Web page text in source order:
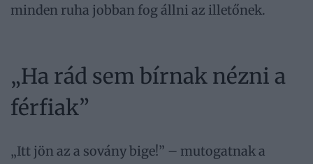
minden ruha jobban fog állni az illetőnek.
„Ha rád sem bírnak nézni a
férfiak”
„Itt jön az a sovány bige!” – mutogatnak a